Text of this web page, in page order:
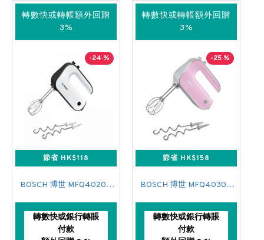
轉數快或轉帳額外回贈
3%
-24 %
節省 HK$118
BOSCH 博世 MFQ4020GB 手提攪拌機
轉數快或銀行轉賬
付款
轉數快或轉帳額外回贈
3%
-25 %
節省 HK$158
BOSCH 博世 MFQ4030K(粉紅色) 手提攪拌機
轉數快或銀行轉賬
付款